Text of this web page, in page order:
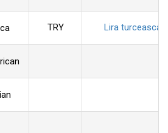
TRY Lira turceasca